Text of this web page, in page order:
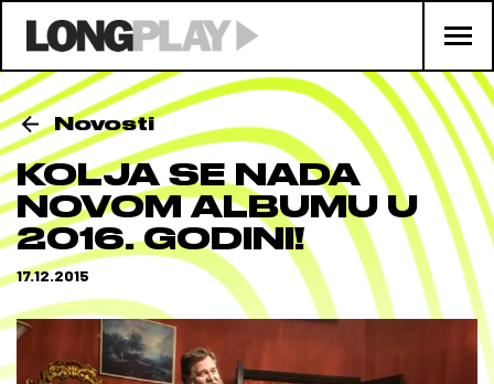
Novosti
KOLJA SE NADA
NOVOM ALBUMU U
2016. GODINI!
17.12.2015